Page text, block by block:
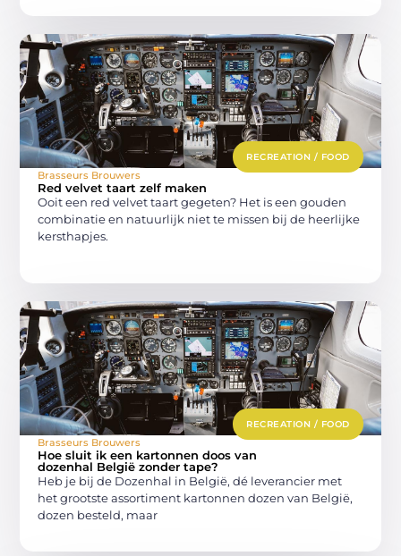
RECREATION / FOOD
Brasseurs Brouwers
Red velvet taart zelf maken
Ooit een red velvet taart gegeten? Het is een gouden
combinatie en natuurlijk niet te missen bij de heerlijke
kersthapjes.
RECREATION / FOOD
Brasseurs Brouwers
Hoe sluit ik een kartonnen doos van
dozenhal België zonder tape?
Heb je bij de Dozenhal in België, dé leverancier met
het grootste assortiment kartonnen dozen van België,
dozen besteld, maar